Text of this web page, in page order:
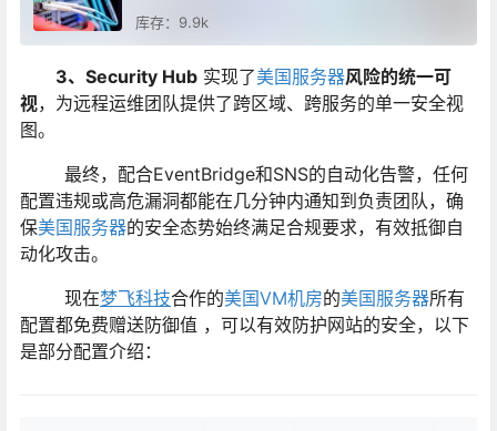
库存：9.9k
3、Security Hub ​ 实现了美国服务器风险的统一可
视，为远程运维团队提供了跨区域、跨服务的单一安全视
图。
最终，配合EventBridge和SNS的自动化告警，任何
配置违规或高危漏洞都能在几分钟内通知到负责团队，确
保美国服务器的安全态势始终满足合规要求，有效抵御自
动化攻击。
现在梦飞科技合作的美国VM机房的美国服务器所有
配置都免费赠送防御值 ，可以有效防护网站的安全，以下
是部分配置介绍：